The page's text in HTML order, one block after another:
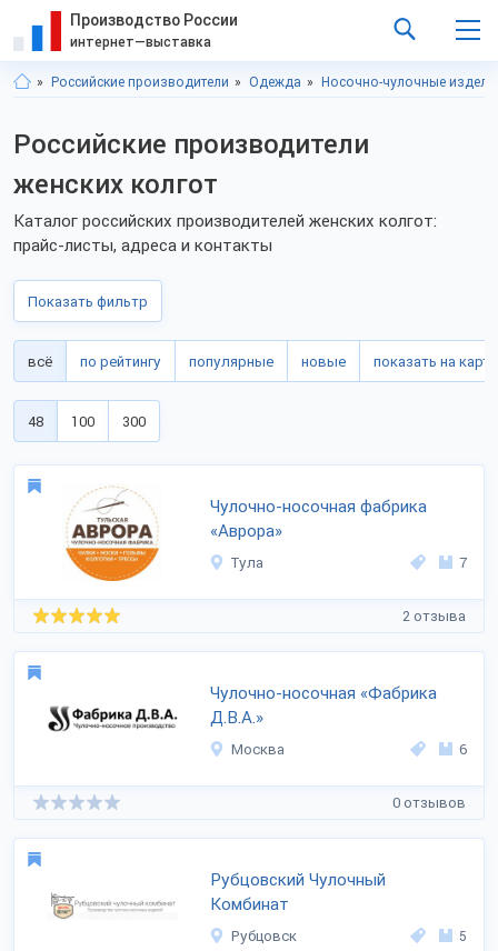
Производство России
интернет—выставка
Российские производители Одежда Носочно-чулочные
Российские производители
женских колгот
Каталог российских производителей женских колгот:
прайс-листы, адреса и контакты
Показать фильтр
всё по рейтингу популярные новые показать на карте
48 100 300
Чулочно-носочная фабрика
«Аврора»
Тула 7
2 отзыва
Чулочно-носочная «Фабрика
Д.В.А.»
Москва 6
0 отзывов
Рубцовский Чулочный
Комбинат
Рубцовск 5